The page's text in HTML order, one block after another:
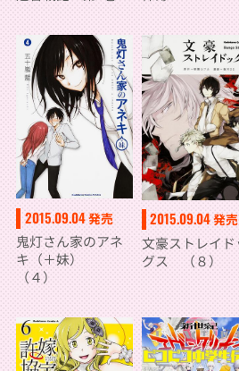
2015.09.04発売
鬼灯さん家のアネ
キ（＋妹）
（４）
2015.09.04発売
文豪ストレイド
グス （８）